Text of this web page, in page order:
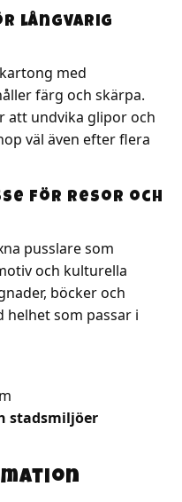
långvarig
med
färg och skärpa.
att undvika glipor och
väl även efter flera
för resor och
pusslare som
och kulturella
böcker och
som passar i
stadsmiljöer